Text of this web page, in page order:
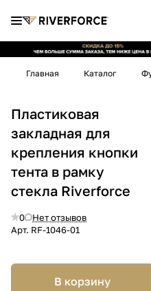
Главная Каталог
Пластиковая
закладная для
крепления кнопки
тента в рамку
стекла Riverforce
0
Нет отзывов
Арт. RF-1046-01
В корзину